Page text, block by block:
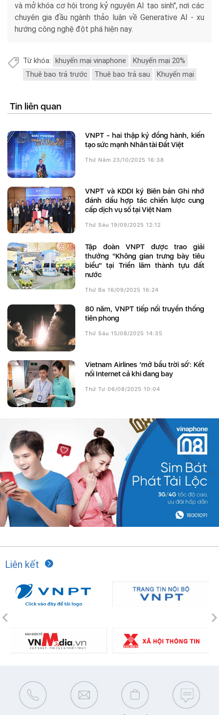
và mở khóa cơ hội trong kỷ nguyên AI tạo sinh", nơi các
chuyên gia đầu ngành thảo luận về Generative AI - xu
hướng công nghệ đột phá hiện nay.
Từ khóa: khuyến mại vinaphone
Khuyến mại 20%
Thuê bao trả trước
Thuê bao trả sau Khuyến mại
Tin liên quan
VNPT - hai thập kỷ đồng hành, kiến
tạo sức mạnh Nhân tài Đất Việt
Thứ Năm 23/10/2025 16:38
VNPT và KDDI ký Biên bản Ghi nhớ
đánh dấu hợp tác chiến lược cung
cấp dịch vụ số tại Việt Nam
Thứ Sáu 19/09/2025 12:12
Tập đoàn VNPT được trao giải
thưởng "Không gian trưng bày tiêu
biểu" tại Triển lãm thành tựu đất
nước
Thứ Ba 16/09/2025 16:24
80 năm, VNPT tiếp nối truyền thống
tiên phong
Thứ Sáu 15/08/2025 14:35
Vietnam Airlines ‘mở bầu trời số’: Kết
nối Internet cả khi đang bay
Thứ Tư 06/08/2025 10:04
Liên kết
Previous